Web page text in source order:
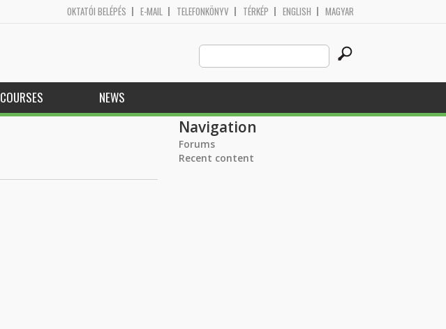
OKTATÓI BELÉPÉS E-MAIL TELEFONKÖNYV TÉRKÉP ENGLISH MAGYAR
Search
this
site
COURSES NEWS
Navigation
Forums
Recent content